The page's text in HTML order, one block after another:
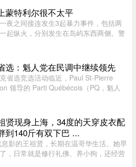
Gourde。Gourde将在 ...
蒙特利尔很不太平
夜之间接连发生3起暴力事件，包括两
起纵火，分别发生在岛屿东西两侧。警
击。一名嫌疑人 ...
选：魁人党在民调中继续领先
省选竞选活动临近，Paul St-Pierre
领导的 Parti Québécois（PQ，魁人
贤现身上海，34度的天穿皮衣配
到140斤有双下巴 ...
影的王祖贤，长期在温哥华生活。她早
，日常就是修行礼佛、养小狗，还经营